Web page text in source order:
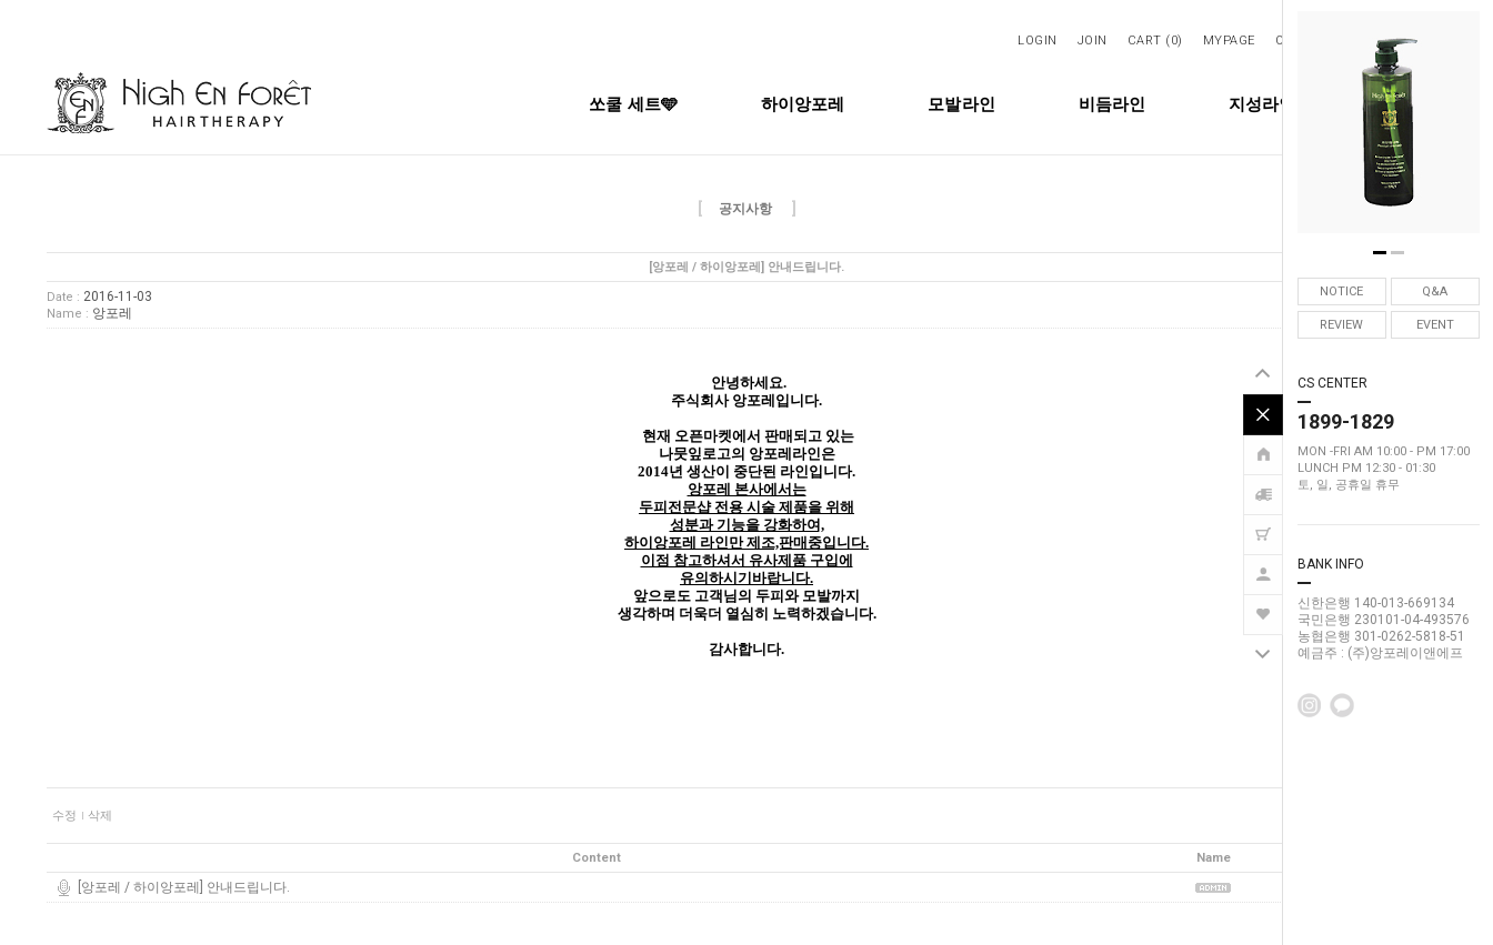
NOTICE Q&A
REVIEW EVENT
CS CENTER
1899-1829
MON -FRI AM 10:00 - PM 17:00
LUNCH PM 12:30 - 01:30
토, 일, 공휴일 휴무
BANK INFO
신한은행 140-013-669134
국민은행 230101-04-493576
농협은행 301-0262-5818-51
예금주 : (주)앙포레이앤에프
LOGIN JOIN CART ( 0) MYPAGE ORDER SEARCH
쏘쿨 세트🩵 하이앙포레 모발라인 비듬라인 지성라인 탈모라인
공지사항
[앙포레 / 하이앙포레] 안내드립니다.
Date : 2016-11-03
Name : 앙포레 Hits :4175
안녕하세요.
주식회사 앙포레입니다.
현재 오픈마켓에서 판매되고 있는
나뭇잎로고의 앙포레라인은
2014년 생산이 중단된 라인입니다.
앙포레 본사에서는
두피전문샵 전용 시술 제품을 위해
성분과 기능을 강화하여,
하이앙포레 라인만 제조,판매중입니다.
이점 참고하셔서 유사제품 구입에
유의하시기바랍니다.
앞으로도 고객님의 두피와 모발까지
생각하며 더욱더 열심히 노력하겠습니다.
감사합니다.
수정 삭제
Content Name
[앙포레 / 하이앙포레] 안내드립니다.